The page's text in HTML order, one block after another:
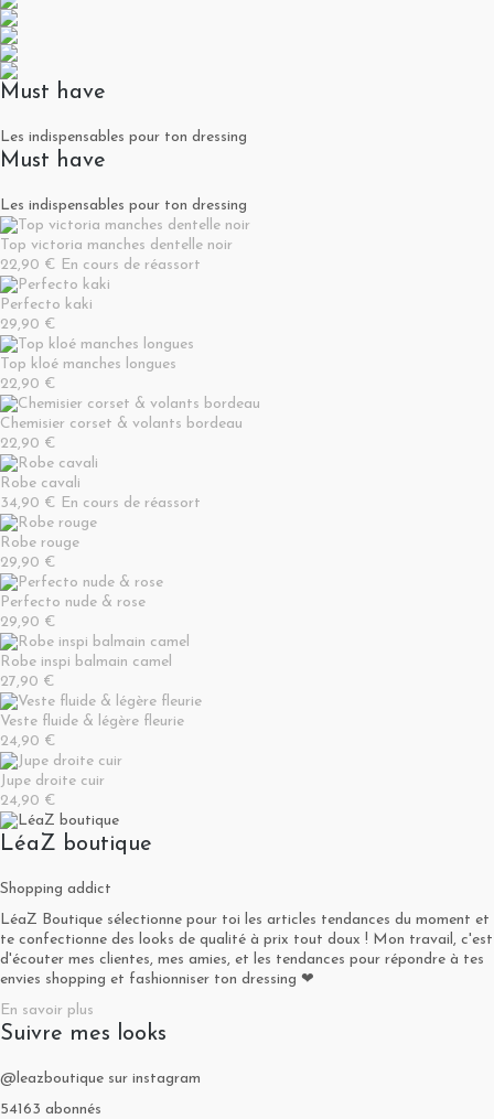
Must have
Les indispensables pour ton dressing
Must have
Les indispensables pour ton dressing
Top victoria manches dentelle noir
22,90 € En cours de réassort
Perfecto kaki
29,90 €
Top kloé manches longues
22,90 €
Chemisier corset & volants bordeau
22,90 €
Robe cavali
34,90 € En cours de réassort
Robe rouge
29,90 €
Perfecto nude & rose
29,90 €
Robe inspi balmain camel
27,90 €
Veste fluide & légère fleurie
24,90 €
Jupe droite cuir
24,90 €
LéaZ boutique
Shopping addict
LéaZ Boutique sélectionne pour toi les articles tendances du moment et
te confectionne des looks de qualité à prix tout doux ! Mon travail, c'est
d'écouter mes clientes, mes amies, et les tendances pour répondre à tes
envies shopping et fashionniser ton dressing ❤
En savoir plus
Suivre mes looks
@leazboutique sur instagram
54163 abonnés